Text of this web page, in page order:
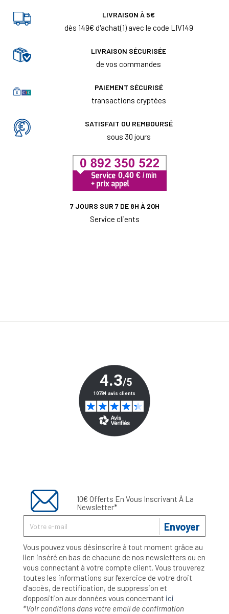
LIVRAISON À 5€
dès 149€ d'achat(1) avec le code LIV149
LIVRAISON SÉCURISÉE
de vos commandes
PAIEMENT SÉCURISÉ
transactions cryptées
SATISFAIT OU REMBOURSÉ
sous 30 jours
7 JOURS SUR 7 DE 8H À 20H
Service clients
10€ Offerts En Vous Inscrivant À La
Newsletter*
Envoyer
Vous pouvez vous désinscrire à tout moment grâce au
lien inséré en bas de chacune de nos newsletters ou en
vous connectant à votre compte client. Vous trouverez
toutes les informations sur l’exercice de votre droit
d'accès, de rectification, de suppression et
d'opposition aux données vous concernant ici
*Voir conditions dans votre email de confirmation